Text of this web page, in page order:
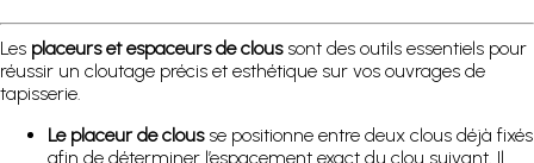
Les placeurs et espaceurs de cloussont des outils essentiels pour
réussir un cloutage précis et esthétique sur vos ouvrages de
tapisserie.
Le placeur de clousse positionne entre deux clous déjà fixés
afin de déterminer l’espacement exact du clou suivant. Il